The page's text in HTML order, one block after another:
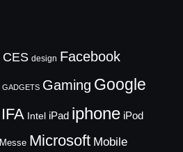
CES design Facebook
GADGETS Gaming Google
IFA Intel iPad iphone iPod
Messe Microsoft Mobile